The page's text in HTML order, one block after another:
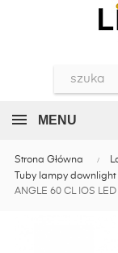
MENU
Strona Główna
Tuby lampy downlight
ANGLE 60 CL IOS